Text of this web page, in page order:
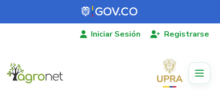
Pasar al contenido principal
Iniciar Sesión Registrarse